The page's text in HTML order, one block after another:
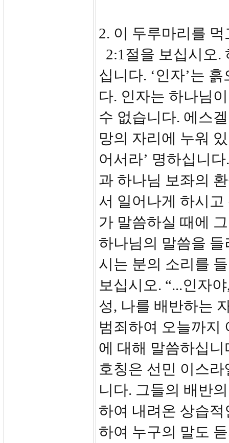
2. 이 두루마리를
2:1절을 보십시오.
십니다. ‘인자’는
다. 인자는 하나님
수 없습니다. 에스
망의 자리에 누워
어서라’ 명하십니
과 하나님 보좌의
서 일어나게 하시
가 말씀하실 때에
하나님의 말씀을
시는 분의 소리를
보십시오. “...인자
성, 나를 배반하는
범죄하여 오늘까지
에 대해 말씀하십니
호칭은 선민 이스
니다. 그들의 배반
하여 내려온 상습
하여 누구의 말도